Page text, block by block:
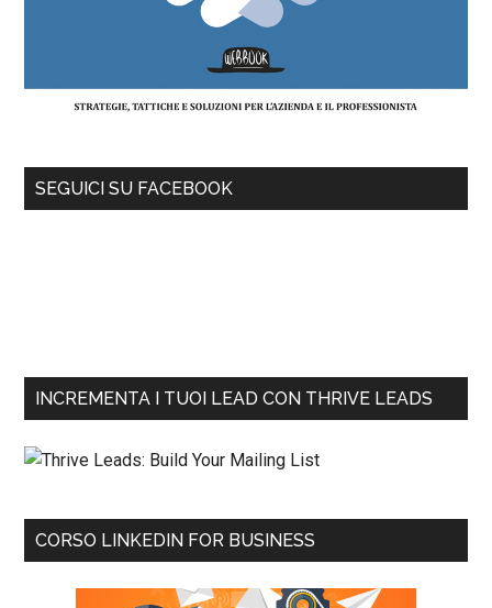
SEGUICI SU FACEBOOK
INCREMENTA I TUOI LEAD CON THRIVE LEADS
CORSO LINKEDIN FOR BUSINESS